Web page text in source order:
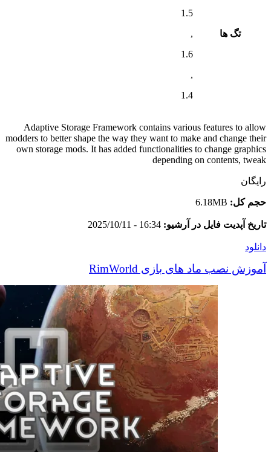
تگ ها
1.5
,
1.6
,
1.4
Adaptive Storage Framework contains various features to allow
modders to better shape the way they want to make and change their
own storage mods. It has added functionalities to change graphics
depending on contents, tweak
رایگان
حجم کل: 6.18MB
تاریخ آپدیت فایل در آرشیو: 16:34 - 2025/10/11
دانلود
آموزش نصب ماد های بازی RimWorld